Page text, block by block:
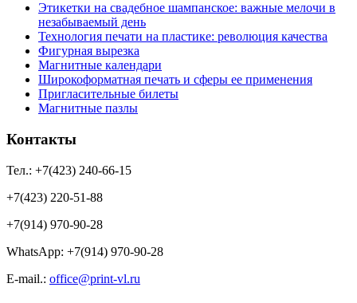
Этикетки на свадебное шампанское: важные мелочи в
незабываемый день
Технология печати на пластике: революция качества
Фигурная вырезка
Магнитные календари
Широкоформатная печать и сферы ее применения
Пригласительные билеты
Магнитные пазлы
Контакты
Тел.: +7(423) 240-66-15
+7(423) 220-51-88
+7(914) 970-90-28
WhatsApp: +7(914) 970-90-28
Е-mail.: office@print-vl.ru